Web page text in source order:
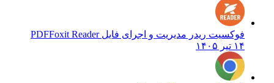
فوکسیت ریدر مدیریت و اجرای فایل PDF Foxit Reader
۱۴ تیر ۱۴۰۵